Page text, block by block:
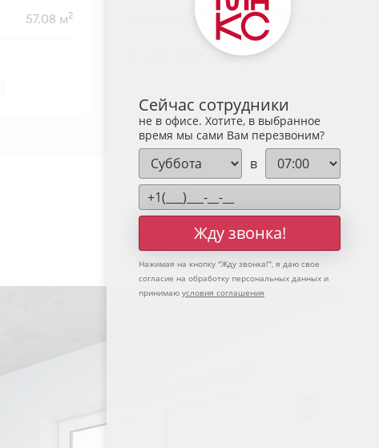
57.08 м2 2-комнатная 59.43 м
руб.
Сейчас сотрудники
не в офисе. Хотите, в выбранное
время мы сами Вам перезвоним?
в
Жду звонка!
Нажимая на кнопку "Жду звонка!", я даю свое
согласие на обработку персональных данных и
принимаю условия соглашения